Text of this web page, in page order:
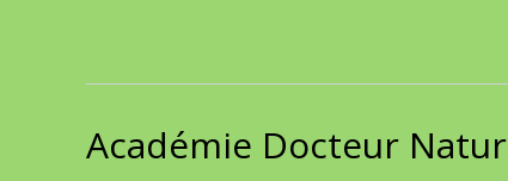
Académie Docteur
Skip to content